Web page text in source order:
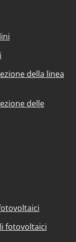
della linea
delle
fotovoltaici